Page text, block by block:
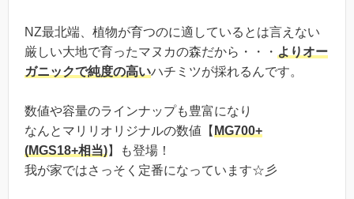
NZ最北端、植物が育つのに適しているとは言えない
厳しい大地で育ったマヌカの森だから・・・ よりオー
ガニックで純度の高いハチミツが採れるんです。
数値や容量のラインナップも豊富になり
なんとマリリオリジナルの数値【 MG700+
(MGS18+相当)】も登場！
我が家ではさっそく定番になっています☆彡